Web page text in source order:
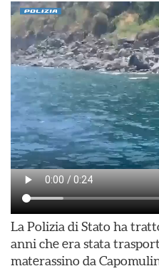
La Polizia di Stato ha
anni che era stata
materassino da